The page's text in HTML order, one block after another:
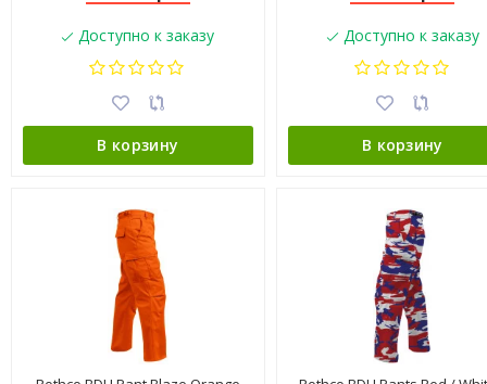
Доступно к заказу
В корзину
Доступно к заказу
В корзину